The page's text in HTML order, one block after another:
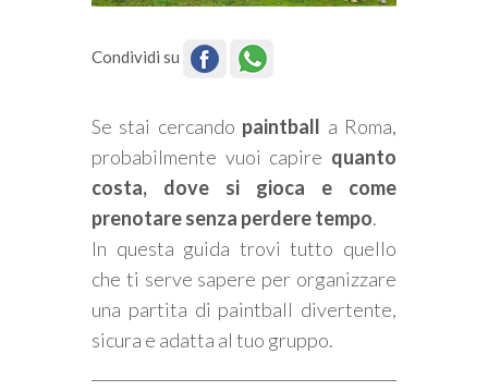
Condividi su
Se stai cercando paintball a Roma,
probabilmente vuoi capire quanto
costa, dove si gioca e come
prenotare senza perdere tempo.
In questa guida trovi tutto quello
che ti serve sapere per organizzare
una partita di paintball divertente,
sicura e adatta al tuo gruppo.